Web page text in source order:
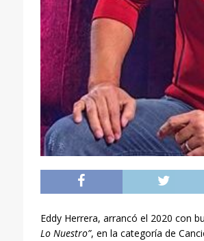
Eddy Herrera, arrancó el 2020 con
Lo Nuestro”, en la categoría de